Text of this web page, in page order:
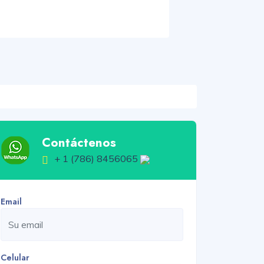
Contáctenos
+ 1 (786) 8456065
Email
Celular